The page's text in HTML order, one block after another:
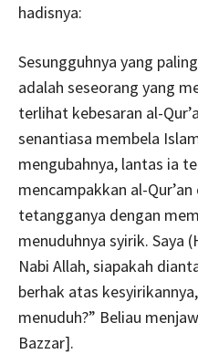
hadisnya:
Sesungguhnya yang
adalah seseorang yang
terlihat kebesaran al-
senantiasa membela
mengubahnya, lantas ia
mencampakkan al-
tetangganya dengan
menuduhnya syirik. Saya
Nabi Allah, siapakah
berhak atas
menuduh?” Beliau
Bazzar].